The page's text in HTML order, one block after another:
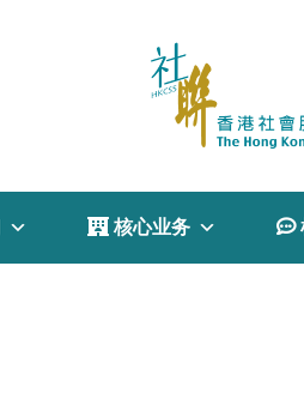
 核心业务 